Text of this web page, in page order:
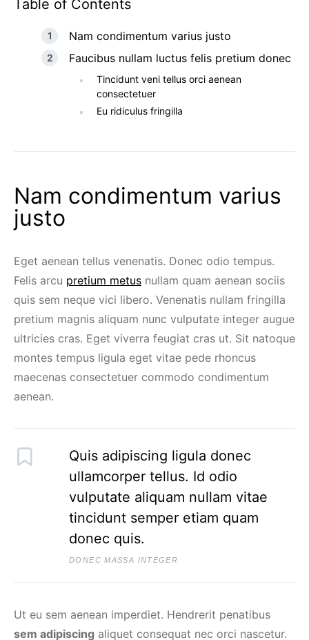
Table of Contents
Nam condimentum varius justo
Faucibus nullam luctus felis pretium donec
Tincidunt veni tellus orci aenean
consectetuer
Eu ridiculus fringilla
Nam condimentum varius
justo
Eget aenean tellus venenatis. Donec odio tempus.
Felis arcu pretium metus nullam quam aenean sociis
quis sem neque vici libero. Venenatis nullam fringilla
pretium magnis aliquam nunc vulputate integer augue
ultricies cras. Eget viverra feugiat cras ut. Sit natoque
montes tempus ligula eget vitae pede rhoncus
maecenas consectetuer commodo condimentum
aenean.
Quis adipiscing ligula donec
ullamcorper tellus. Id odio
vulputate aliquam nullam vitae
tincidunt semper etiam quam
donec quis.
DONEC MASSA INTEGER
Ut eu sem aenean imperdiet. Hendrerit penatibus
sem adipiscing aliquet consequat nec orci nascetur.